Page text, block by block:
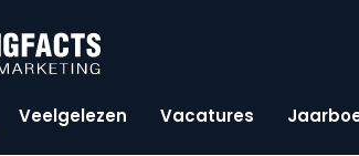
Veelgelezen Vacatures